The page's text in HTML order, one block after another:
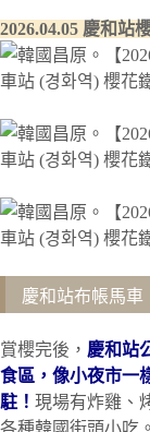
2026.04.05 慶和站
慶和站布帳馬車
賞櫻完後， 慶和站
食區，像小夜市一
駐！ 現場有炸雞、
各種韓國街頭小吃